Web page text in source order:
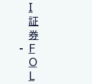
I
証
券
F
O